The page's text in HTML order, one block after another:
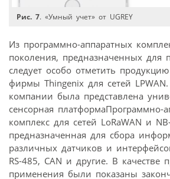
Рис. 7. «Умный учет» от UGREY
Из программно-аппаратных
поколения, предназначенных для
следует особо отметить
фирмы Thingenix для сетей
компании была представлена
сенсорная платформаПрограммно-
комплекс для сетей LoRaWAN и
предназначенная для сбора
различных датчиков и
RS-485, CAN и другие. В качестве
применения были показаны